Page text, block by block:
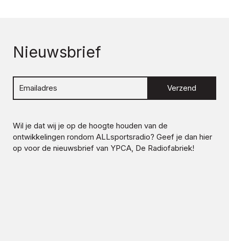
Nieuwsbrief
Verzend
Wil je dat wij je op de hoogte houden van de
ontwikkelingen rondom ALLsportsradio? Geef je dan hier
op voor de nieuwsbrief van YPCA, De Radiofabriek!